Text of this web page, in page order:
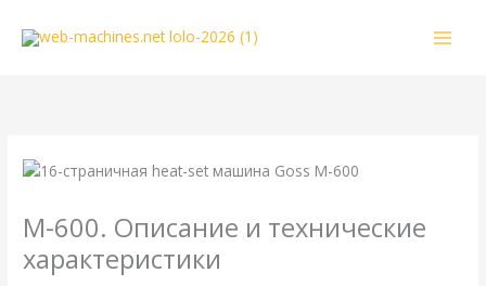
M-600. Описание и технические
характеристики